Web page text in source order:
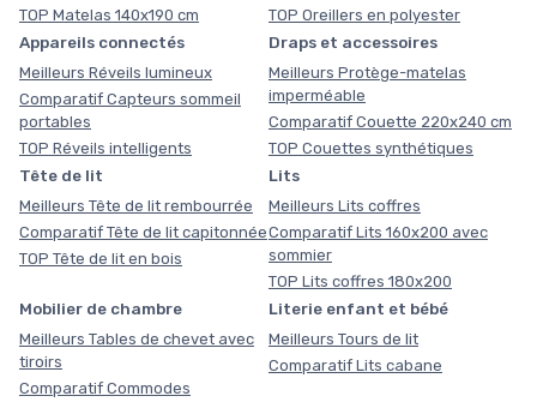
TOP Matelas 140x190 cm
TOP Oreillers en polyester
Appareils connectés
Meilleurs Réveils lumineux
Comparatif Capteurs sommeil
portables
TOP Réveils intelligents
Draps et accessoires
Meilleurs Protège-matelas
imperméable
Comparatif Couette 220x240 cm
TOP Couettes synthétiques
Tête de lit
Meilleurs Tête de lit rembourrée
Comparatif Tête de lit capitonnée
TOP Tête de lit en bois
Lits
Meilleurs Lits coffres
Comparatif Lits 160x200 avec
sommier
TOP Lits coffres 180x200
Mobilier de chambre
Meilleurs Tables de chevet avec
tiroirs
Comparatif Commodes
Literie enfant et bébé
Meilleurs Tours de lit
Comparatif Lits cabane